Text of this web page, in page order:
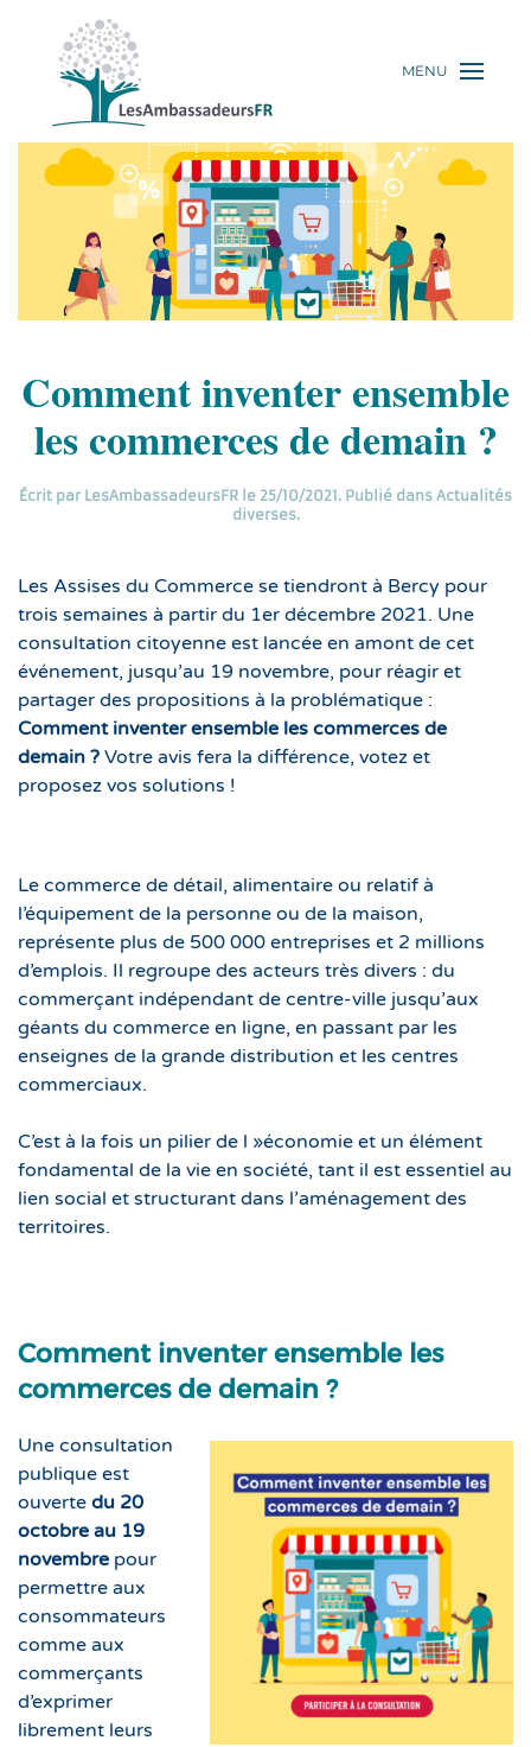
MENU
Comment inventer ensemble
les commerces de demain ?
Écrit par LesAmbassadeursFR le 25/10/2021. Publié dans Actualités
diverses.
Les Assises du Commerce se tiendront à Bercy pour
trois semaines à partir du 1er décembre 2021. Une
consultation citoyenne est lancée en amont de cet
événement, jusqu’au 19 novembre, pour réagir et
partager des propositions à la problématique :
Comment inventer ensemble les commerces de
demain ? Votre avis fera la différence, votez et
proposez vos solutions !
Le commerce de détail, alimentaire ou relatif à
l’équipement de la personne ou de la maison,
représente plus de 500 000 entreprises et 2 millions
d’emplois. Il regroupe des acteurs très divers : du
commerçant indépendant de centre-ville jusqu’aux
géants du commerce en ligne, en passant par les
enseignes de la grande distribution et les centres
commerciaux.
C’est à la fois un pilier de l »économie et un élément
fondamental de la vie en société, tant il est essentiel au
lien social et structurant dans l’aménagement des
territoires.
Comment inventer ensemble les
commerces de demain ?
Une consultation
publique est
ouverte du 20
octobre au 19
novembre pour
permettre aux
consommateurs
comme aux
commerçants
d’exprimer
librement leurs